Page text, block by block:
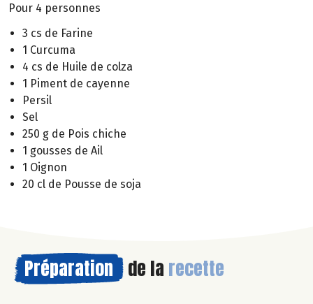
Pour 4 personnes
3 cs de Farine
1 Curcuma
4 cs de Huile de colza
1 Piment de cayenne
Persil
Sel
250 g de Pois chiche
1 gousses de Ail
1 Oignon
20 cl de Pousse de soja
Préparation de la recette